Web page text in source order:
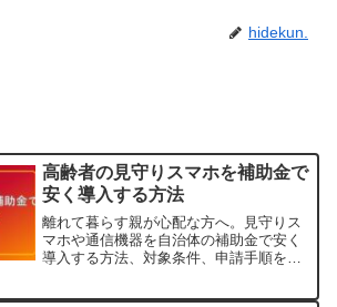
hidekun.
高齢者の見守りスマホを補助金で
安く導入する方法
離れて暮らす親が心配な方へ。見守りス
マホや通信機器を自治体の補助金で安く
導入する方法、対象条件、申請手順をや